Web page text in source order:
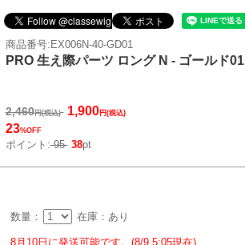
商品番号:EX006N-40-GD01
PRO 生え際パーツ ロング N - ゴールド01
2,460円(税込) 1,900円(税込)
23%OFF
ポイント:95 38pt
数量： 在庫：あり
8月10日に発送可能です。(8/9 5:05現在)